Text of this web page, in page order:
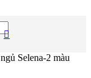
Selena-2 màu